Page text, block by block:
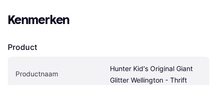
Kenmerken
Product
Productnaam
Hunter Kid's Original Giant
Glitter Wellington - Thrift